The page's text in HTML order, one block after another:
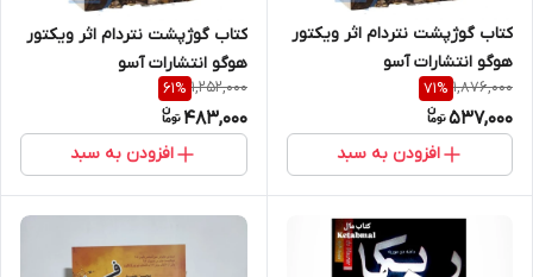
کتاب گوژپشت نتردام اثر ویکتور
هوگو انتشارات آسو
1,876,000
71%
537,000
افزودن به سبد
کتاب گوژپشت نتردام اثر ویکتور
هوگو انتشارات آسو
1,252,000
61%
483,000
افزودن به سبد